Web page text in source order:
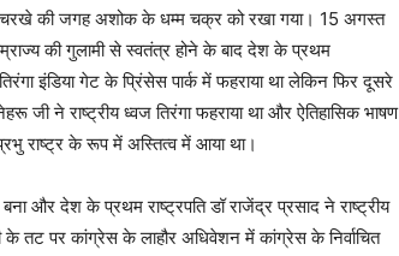
चरखे की जगह अशोक के धम्म चक्र को रखा गया। 15 अगस्त
की गुलामी से स्वतंत्र होने के बाद देश के प्रथम
इंडिया गेट के प्रिंसेस पार्क में फहराया था लेकिन फिर दूसरे
जी ने राष्ट्रीय ध्वज तिरंगा फहराया था और ऐतिहासिक भाषण
राष्ट्र के रूप में अस्तित्व में आया था।
और देश के प्रथम राष्ट्रपति डॉ राजेंद्र प्रसाद ने राष्ट्रीय
के तट पर कांग्रेस के लाहौर अधिवेशन में कांग्रेस के निर्वाचित